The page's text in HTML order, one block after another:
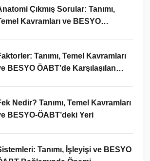
Çıkmış Sorular: Tanımı,
Kavramları ve BESYO
Tanımı, Temel Kavramları
BESYO ÖABT’de Karşılaşılan
Nedir? Tanımı, Temel Kavramları
BESYO-ÖABT’deki Yeri
Tanımı, İşleyişi ve BESYO